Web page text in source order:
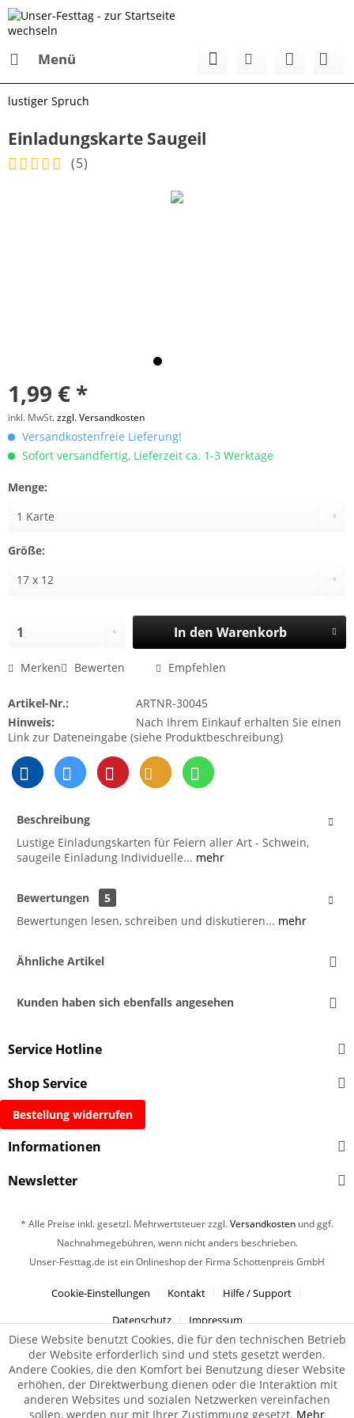
Menü
lustiger Spruch
Einladungskarte Saugeil
(5)
1,99 € *
inkl. MwSt.zzgl. Versandkosten
Versandkostenfreie Lieferung!
Sofort versandfertig, Lieferzeit ca. 1-3 Werktage
Menge:
Größe:
In den Warenkorb
Merken Bewerten Empfehlen
Artikel-Nr.:
ARTNR-30045
Hinweis:
Nach Ihrem Einkauf erhalten Sie einen
Link zur Dateneingabe (siehe Produktbeschreibung)
Beschreibung
Lustige Einladungskarten für Feiern aller Art - Schwein,
saugeile Einladung Individuelle... mehr
Bewertungen
5
Bewertungen lesen, schreiben und diskutieren... mehr
Ähnliche Artikel
Kunden haben sich ebenfalls angesehen
Service Hotline
Shop Service
Bestellung widerrufen
Informationen
Newsletter
* Alle Preise inkl. gesetzl. Mehrwertsteuer zzgl.Versandkosten und ggf.
Nachnahmegebühren, wenn nicht anders beschrieben.
Unser-Festtag.de ist ein Onlineshop der Firma Schottenpreis GmbH
Cookie-Einstellungen Kontakt
Hilfe / Support
Datenschutz
Impressum
Diese Website benutzt Cookies, die für den technischen Betrieb
der Website erforderlich sind und stets gesetzt werden.
Andere Cookies, die den Komfort bei Benutzung dieser Website
erhöhen, der Direktwerbung dienen oder die Interaktion mit
anderen Websites und sozialen Netzwerken vereinfachen
sollen, werden nur mit Ihrer Zustimmung gesetzt. Mehr